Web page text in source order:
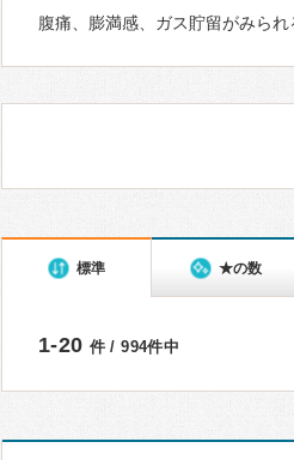
腹痛、膨満感、ガス貯留がみられ
標準 ★の数
1-20 件 / 994件中